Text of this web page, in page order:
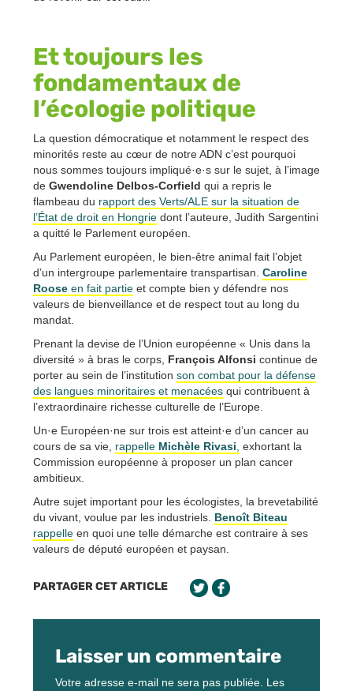
Et toujours les
fondamentaux de
l’écologie politique
La question démocratique et notamment le respect des
minorités reste au cœur de notre ADN c’est pourquoi
nous sommes toujours impliqué·e·s sur le sujet, à l’image
de Gwendoline Delbos-Corfield qui a repris le
flambeau du rapport des Verts/ALE sur la situation de
l’État de droit en Hongrie dont l’auteure, Judith Sargentini
a quitté le Parlement européen.
Au Parlement européen, le bien-être animal fait l’objet
d’un intergroupe parlementaire transpartisan. Caroline
Roose en fait partie et compte bien y défendre nos
valeurs de bienveillance et de respect tout au long du
mandat.
Prenant la devise de l’Union européenne « Unis dans la
diversité » à bras le corps, François Alfonsi continue de
porter au sein de l’institution son combat pour la défense
des langues minoritaires et menacées qui contribuent à
l’extraordinaire richesse culturelle de l’Europe.
Un·e Européen·ne sur trois est atteint·e d’un cancer au
cours de sa vie, rappelle Michèle Rivasi, exhortant la
Commission européenne à proposer un plan cancer
ambitieux.
Autre sujet important pour les écologistes, la brevetabilité
du vivant, voulue par les industriels. Benoît Biteau
rappelle en quoi une telle démarche est contraire à ses
valeurs de député européen et paysan.
PARTAGER CET ARTICLE
Laisser un commentaire
Votre adresse e-mail ne sera pas publiée. Les